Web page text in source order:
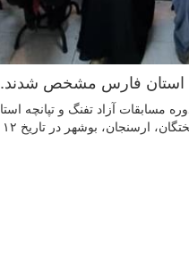
استان فارس مشخص شدند.